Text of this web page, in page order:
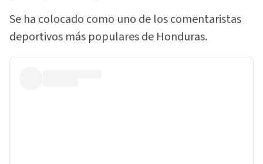
Se ha colocado como uno de los comentaristas
deportivos más populares de Honduras.